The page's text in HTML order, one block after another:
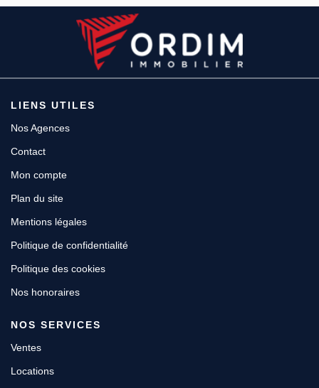
LIENS UTILES
Nos Agences
Contact
Mon compte
Plan du site
Mentions légales
Politique de confidentialité
Politique des cookies
Nos honoraires
NOS SERVICES
Ventes
Locations